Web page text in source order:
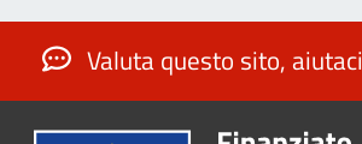
Valuta questo sito,